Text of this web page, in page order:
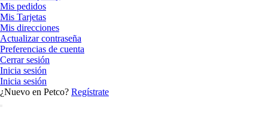
Mis pedidos
Mis Tarjetas
Mis direcciones
Actualizar contraseña
Preferencias de cuenta
Cerrar sesión
Inicia sesión
Inicia sesión
¿Nuevo en Petco? Regístrate